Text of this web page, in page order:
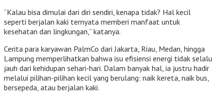
“Kalau bisa dimulai dari diri sendiri, kenapa tidak? Hal kecil
seperti berjalan kaki ternyata memberi manfaat untuk
kesehatan dan lingkungan,” katanya.
Cerita para karyawan PalmCo dari Jakarta, Riau, Medan, hingga
Lampung memperlihatkan bahwa isu efisiensi energi tidak selalu
jauh dari kehidupan sehari-hari. Dalam banyak hal, ia justru hadir
melalui pilihan-pilihan kecil yang berulang: naik kereta, naik bus,
bersepeda, atau berjalan kaki.